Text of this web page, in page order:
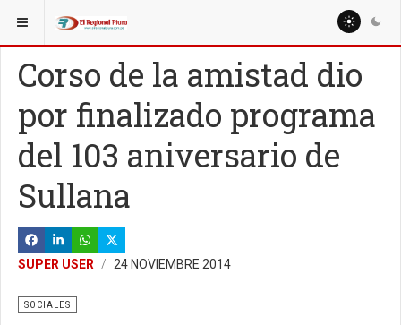
ESTÁ AQUÍ: MISCELANEAS
Corso de la amistad dio
por finalizado programa
del 103 aniversario de
Sullana
SUPER USER 24 NOVIEMBRE 2014
SOCIALES